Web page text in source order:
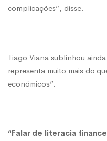
complicações”, disse.
Tiago Viana sublinhou
representa muito mais do
económicos”.
“Falar de literacia